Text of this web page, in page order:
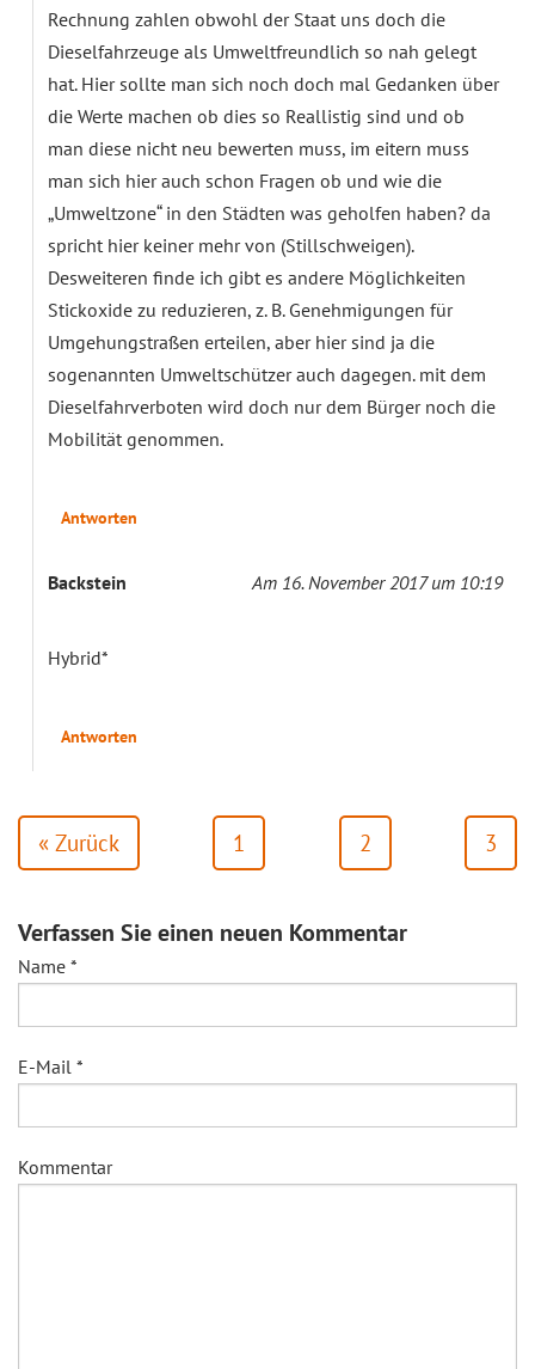
Rechnung zahlen obwohl der Staat uns doch die
Dieselfahrzeuge als Umweltfreundlich so nah gelegt
hat. Hier sollte man sich noch doch mal Gedanken über
die Werte machen ob dies so Reallistig sind und ob
man diese nicht neu bewerten muss, im eitern muss
man sich hier auch schon Fragen ob und wie die
„Umweltzone“ in den Städten was geholfen haben? da
spricht hier keiner mehr von (Stillschweigen).
Desweiteren finde ich gibt es andere Möglichkeiten
Stickoxide zu reduzieren, z. B. Genehmigungen für
Umgehungstraßen erteilen, aber hier sind ja die
sogenannten Umweltschützer auch dagegen. mit dem
Dieselfahrverboten wird doch nur dem Bürger noch die
Mobilität genommen.
Antworten
Backstein Am 16. November 2017 um 10:19
Hybrid*
Antworten
« Zurück 1 2 3
Verfassen Sie einen neuen Kommentar
Name *
E-Mail *
Kommentar